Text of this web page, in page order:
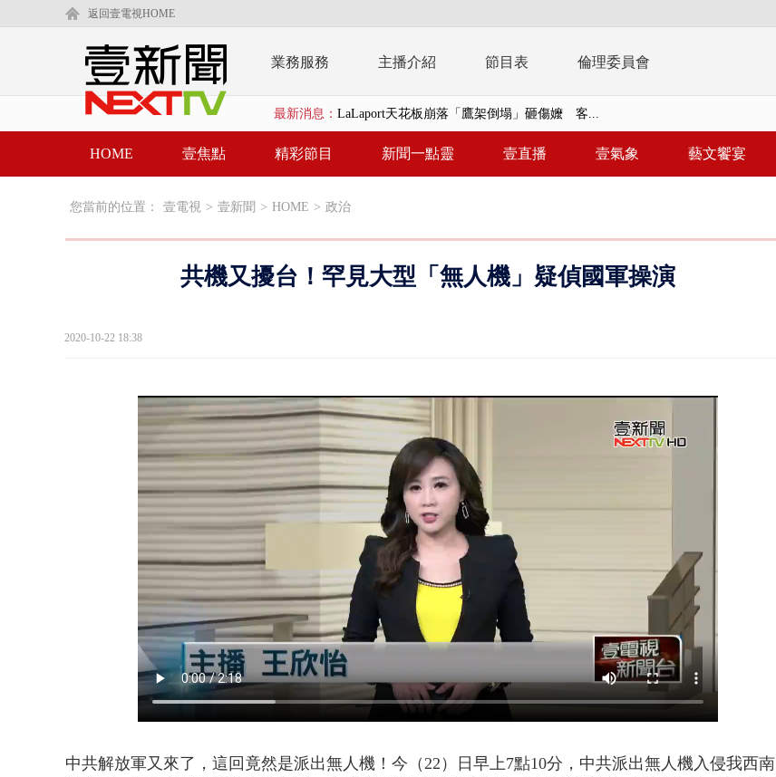
返回壹電視HOME
業務服務 主播介紹 節目表 倫理委員會
最新消息：
名律狠詐慈濟10億！ 豪宅藏「9千萬鈔票磚、...
父親節限定！ 「一鴨三吃」、「客家攪福」...
泰國傳嚴重校園槍擊！ 14歲槍手開火釀多師...
「疫苗採購」大逆轉！ 證實慈濟買BNT遭詐10...
HOME 壹焦點 精彩節目 新聞一點靈 壹直播 壹氣象 藝文饗宴
您當前的位置： 壹電視 > 壹新聞 > HOME > 政治
共機又擾台！罕見大型「無人機」疑偵國軍操演
2020-10-22 18:38
中共解放軍又來了，這回竟然是派出無人機！今（22）日早上7點10分，中共派出無人機入侵我西南